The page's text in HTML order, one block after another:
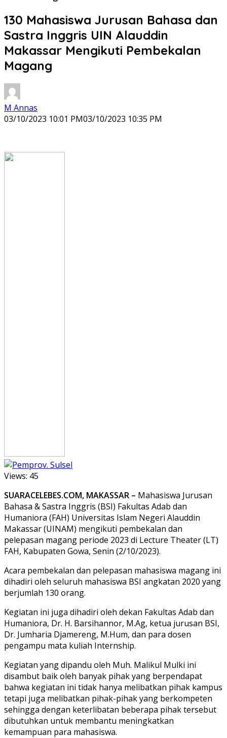
130 Mahasiswa Jurusan Bahasa dan
Sastra Inggris UIN Alauddin
Makassar Mengikuti Pembekalan
Magang
M Annas
03/10/2023 10:01 PM03/10/2023 10:35 PM
Views: 45
SUARACELEBES.COM, MAKASSAR – Mahasiswa Jurusan
Bahasa & Sastra Inggris (BSI) Fakultas Adab dan
Humaniora (FAH) Universitas Islam Negeri Alauddin
Makassar (UINAM) mengikuti pembekalan dan
pelepasan magang periode 2023 di Lecture Theater (LT)
FAH, Kabupaten Gowa, Senin (2/10/2023).
Acara pembekalan dan pelepasan mahasiswa magang ini
dihadiri oleh seluruh mahasiswa BSI angkatan 2020 yang
berjumlah 130 orang.
Kegiatan ini juga dihadiri oleh dekan Fakultas Adab dan
Humaniora, Dr. H. Barsihannor, M.Ag, ketua jurusan BSI,
Dr. Jumharia Djamereng, M.Hum, dan para dosen
pengampu mata kuliah Internship.
Kegiatan yang dipandu oleh Muh. Malikul Mulki ini
disambut baik oleh banyak pihak yang berpendapat
bahwa kegiatan ini tidak hanya melibatkan pihak kampus
tetapi juga melibatkan pihak-pihak yang berkompeten
sehingga dengan keterlibatan beberapa pihak tersebut
dibutuhkan untuk membantu meningkatkan
kemampuan para mahasiswa.